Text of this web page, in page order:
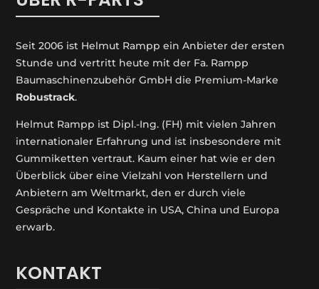
Seit 2006 ist Helmut Rampp ein An­bieter der ersten
Stunde und vertritt heute mit der Fa. Rampp
Baumaschinenzubehör GmbH die Premium-Marke
Robustrack.
Helmut Rampp ist Dipl.-Ing. (FH) mit vielen Jahren
internationaler Erfahrung und ist insbesondere mit
Gummiketten vertraut. Kaum einer hat wie er den
Überblick über eine Vielzahl von Herstellern und
Anbietern am Weltmarkt, den er durch viele
Gespräche und Kontakte in USA, China und Europa
erwarb.
KONTAKT